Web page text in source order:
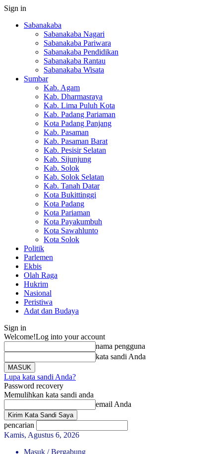
Sign in
Sabanakaba
Sabanakaba Nagari
Sabanakaba Pariwara
Sabanakaba Pendidikan
Sabanakaba Rantau
Sabanakaba Wisata
Sumbar
Kab. Agam
Kab. Dharmasraya
Kab. Lima Puluh Kota
Kab. Padang Pariaman
Kota Padang Panjang
Kab. Pasaman
Kab. Pasaman Barat
Kab. Pesisir Selatan
Kab. Sijunjung
Kab. Solok
Kab. Solok Selatan
Kab. Tanah Datar
Kota Bukittinggi
Kota Padang
Kota Pariaman
Kota Payakumbuh
Kota Sawahlunto
Kota Solok
Politik
Parlemen
Ekbis
Olah Raga
Hukrim
Nasional
Peristiwa
Adat dan Budaya
Sign in
Welcome!Log into your account
nama pengguna
kata sandi Anda
Lupa kata sandi Anda?
Password recovery
Memulihkan kata sandi anda
email Anda
pencarian
Kamis, Agustus 6, 2026
Masuk / Bergabung